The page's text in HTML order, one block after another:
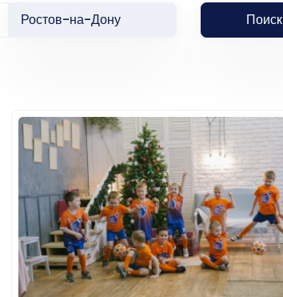
Ростов-на-Дону Поиск